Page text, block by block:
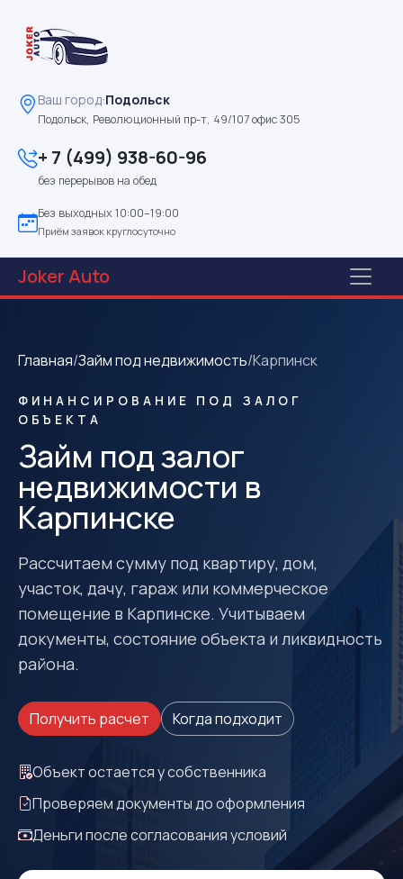
Ваш город:Подольск
Подольск, Революционный пр-т, 49/107 офис 305
+ 7 (499) 938-60-96
без перерывов на обед
Без выходных 10:00–19:00
Приём заявок круглосуточно
JokerAuto
Главная/Займ под недвижимость/Карпинск
ФИНАНСИРОВАНИЕ ПОД ЗАЛОГ
ОБЪЕКТА
Займ под залог
недвижимости в
Карпинске
Рассчитаем сумму под квартиру, дом,
участок, дачу, гараж или коммерческое
помещение в Карпинске. Учитываем
документы, состояние объекта и ликвидность
района.
Получить расчет Когда подходит
Объект остается у собственника
Проверяем документы до оформления
Деньги после согласования условий